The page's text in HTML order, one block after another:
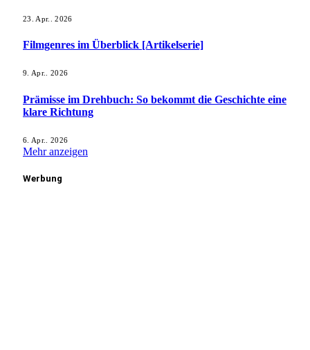
23. Apr.. 2026
Filmgenres im Überblick [Artikelserie]
9. Apr.. 2026
Prämisse im Drehbuch: So bekommt die Geschichte eine
klare Richtung
6. Apr.. 2026
Mehr anzeigen
Werbung